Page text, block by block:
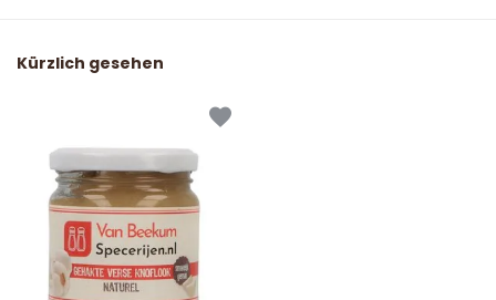
Kürzlich gesehen